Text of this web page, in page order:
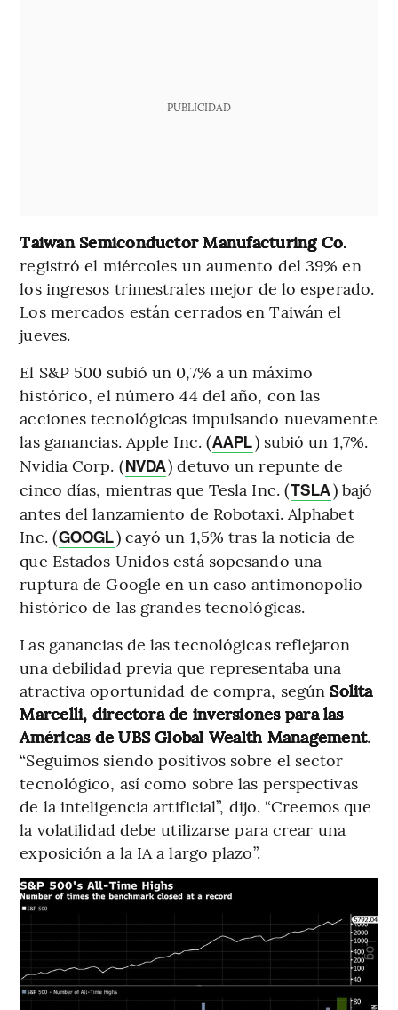
PUBLICIDAD
Taiwan Semiconductor Manufacturing Co.
registró el miércoles un aumento del 39% en
los ingresos trimestrales mejor de lo esperado.
Los mercados están cerrados en Taiwán el
jueves.
El S&P 500 subió un 0,7% a un máximo
histórico, el número 44 del año, con las
acciones tecnológicas impulsando nuevamente
las ganancias. Apple Inc. (AAPL) subió un 1,7%.
Nvidia Corp. (NVDA) detuvo un repunte de
cinco días, mientras que Tesla Inc. (TSLA) bajó
antes del lanzamiento de Robotaxi. Alphabet
Inc. (GOOGL) cayó un 1,5% tras la noticia de
que Estados Unidos está sopesando una
ruptura de Google en un caso antimonopolio
histórico de las grandes tecnológicas.
Las ganancias de las tecnológicas reflejaron
una debilidad previa que representaba una
atractiva oportunidad de compra, según Solita
Marcelli, directora de inversiones para las
Américas de UBS Global Wealth Management.
“Seguimos siendo positivos sobre el sector
tecnológico, así como sobre las perspectivas
de la inteligencia artificial”, dijo. “Creemos que
la volatilidad debe utilizarse para crear una
exposición a la IA a largo plazo”.